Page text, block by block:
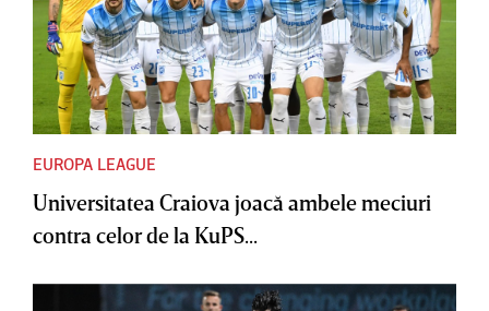
EUROPA LEAGUE
Universitatea Craiova joacă ambele meciuri
contra celor de la KuPS...